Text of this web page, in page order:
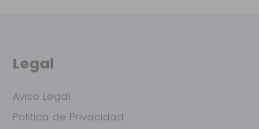
Legal
Aviso Legal
Política de Privacidad